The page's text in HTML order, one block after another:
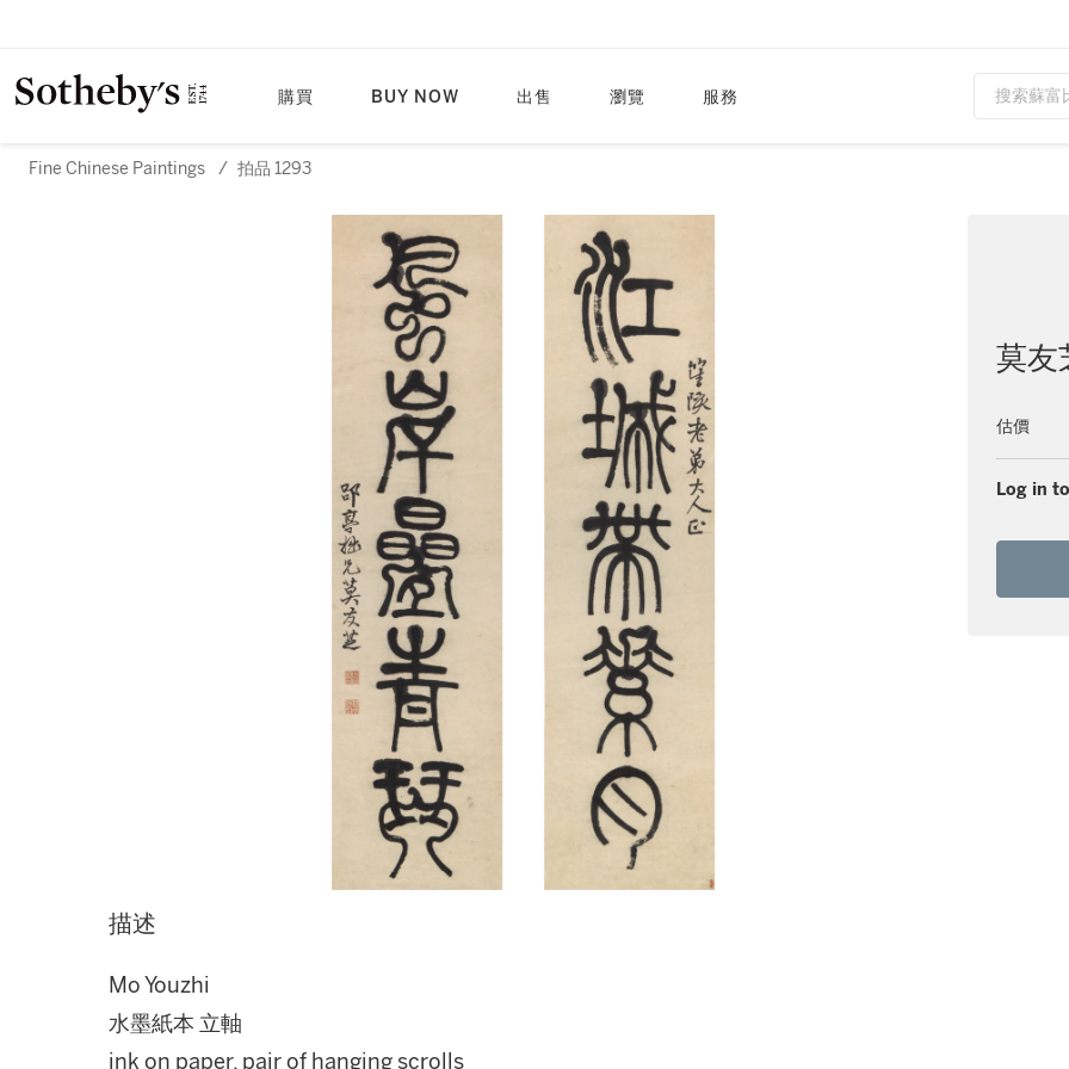
購買 BUY NOW 出售 瀏覽 服務
Fine Chinese Paintings / 拍品 1293
莫友
估價
Log in
描述
Mo Youzhi
水墨紙本 立軸
ink on paper, pair of hanging scrolls